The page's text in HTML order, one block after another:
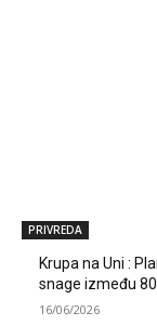
PRIVREDA
Krupa na Uni :
snage između
16/06/2026